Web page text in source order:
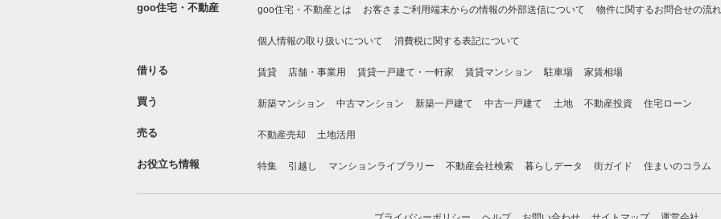
goo住宅・不動産 goo住宅・不動産とは お客さまご利用端末からの情報の外部送信について 物件に関するお問合せの流れ
個人情報の取り扱いについて 消費税に関する表記について
借りる 賃貸 店舗・事業用 賃貸一戸建て・一軒家 賃貸マンション 駐車場 家賃相場
買う 新築マンション 中古マンション 新築一戸建て 中古一戸建て 土地 不動産投資 住宅ローン
売る 不動産売却 土地活用
お役立ち情報 特集 引越し マンションライブラリー 不動産会社検索 暮らしデータ 街ガイド 住まいのコラム